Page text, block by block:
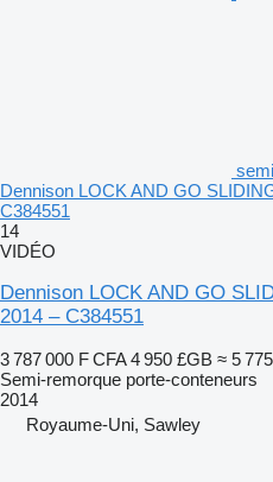
Dennison LOCK AND GO
C384551
14
VIDÉO
Dennison LOCK AND GO
2014 – C384551
3 787 000 F CFA 4 950 £GB ≈ 5
Semi-remorque porte-conteneurs
2014
Royaume-Uni, Sawley